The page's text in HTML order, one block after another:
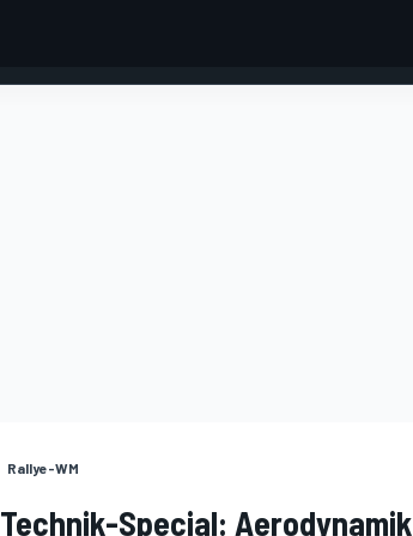
Rallye-WM
Technik-Special: Aerodynamik